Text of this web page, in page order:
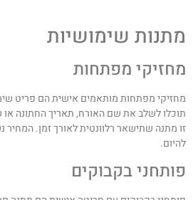
שימושיות
מפתחות
מפתחות מותאמים אישית הם פריט
לשלב את שם האורח, תאריך החתונה או
בקבוקים